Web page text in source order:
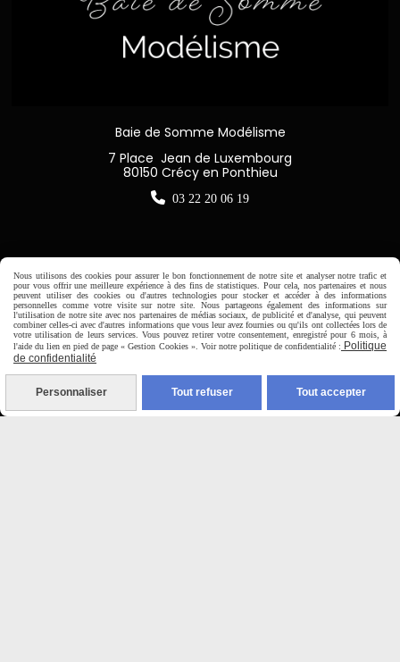
Baie de Somme Modélisme
7 Place Jean de Luxembourg
80150 Crécy en Ponthieu
 03 22 20 06 19
Horaire d'ouverture:
Du Mardi au Samedi de
9H00 - 12H30 / 14H00-18H30

Paiement sécurisé
Nous utilisons des cookies pour assurer le bon fonctionnement de notre site et analyser notre trafic et
pour vous offrir une meilleure expérience à des fins de statistiques. Pour cela, nos partenaires et nous
peuvent utiliser des cookies ou d'autres technologies pour stocker et accéder à des informations
personnelles comme votre visite sur notre site. Nous partageons également des informations sur
l'utilisation de notre site avec nos partenaires de médias sociaux, de publicité et d'analyse, qui peuvent
combiner celles-ci avec d'autres informations que vous leur avez fournies ou qu'ils ont collectées lors de
votre utilisation de leurs services. Vous pouvez retirer votre consentement, enregistré pour 6 mois, à
l'aide du lien en pied de page « Gestion Cookies ». Voir notre politique de confidentialité : Politique
de confidentialité
Personnaliser Tout refuser Tout accepter